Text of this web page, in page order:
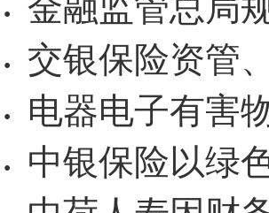
· 金融监管总局
· 交银保险资管
· 电器电子有害
· 中银保险以绿